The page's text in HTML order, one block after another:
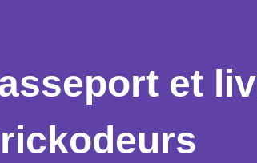
et